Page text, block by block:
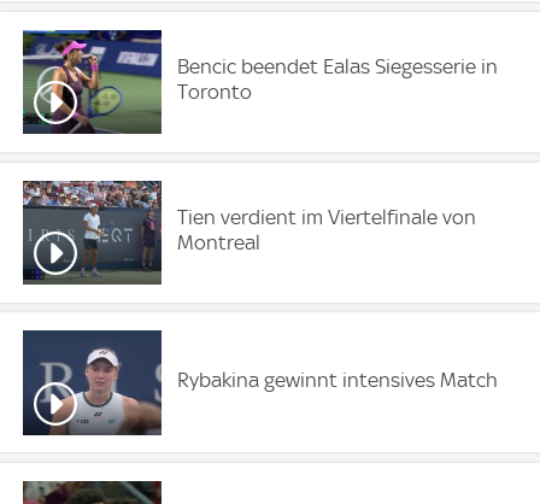
Bencic beendet Ealas Siegesserie in
Toronto
Tien verdient im Viertelfinale von
Montreal
Rybakina gewinnt intensives Match